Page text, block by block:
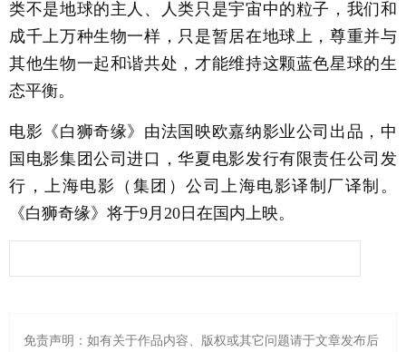
类不是地球的主人、人类只是宇宙中的粒子，我们和
成千上万种生物一样，只是暂居在地球上，尊重并与
其他生物一起和谐共处，才能维持这颗蓝色星球的生
态平衡。
电影《白狮奇缘》由法国映欧嘉纳影业公司出品，中
国电影集团公司进口，华夏电影发行有限责任公司发
行，上海电影（集团）公司上海电影译制厂译制。
《白狮奇缘》将于9月20日在国内上映。
免责声明：如有关于作品内容、版权或其它问题请于文章发布后